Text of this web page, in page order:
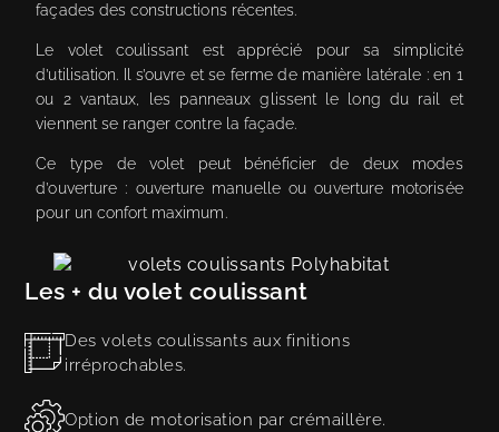
façades des constructions récentes.
Le volet coulissant est apprécié pour sa simplicité
d’utilisation. Il s’ouvre et se ferme de manière latérale : en 1
ou 2 vantaux, les panneaux glissent le long du rail et
viennent se ranger contre la façade.
Ce type de volet peut bénéficier de deux modes
d’ouverture : ouverture manuelle ou ouverture motorisée
pour un confort maximum.
Les + du volet coulissant
Des volets coulissants aux finitions
irréprochables.
Option de motorisation par crémaillère.